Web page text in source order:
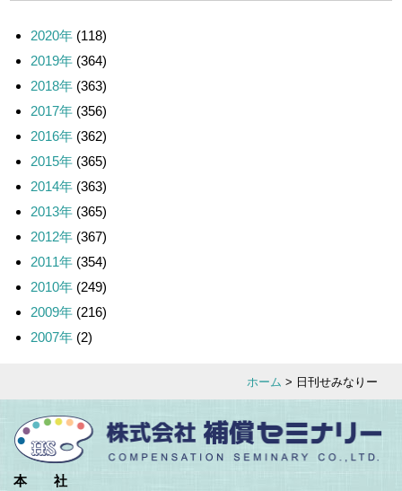
2020年(118)
2019年(364)
2018年(363)
2017年(356)
2016年(362)
2015年(365)
2014年(363)
2013年(365)
2012年(367)
2011年(354)
2010年(249)
2009年(216)
2007年(2)
ホーム > 日刊せみなりー
本 社